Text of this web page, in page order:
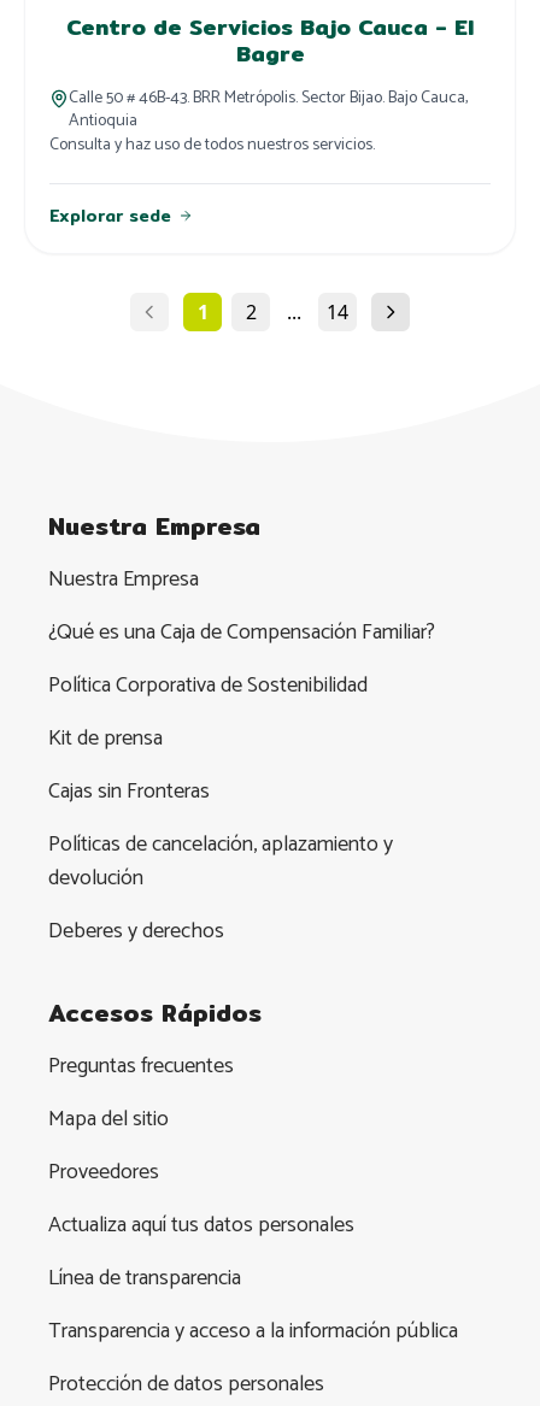
Centro de Servicios Bajo Cauca - El
Bagre
Calle 50 # 46B-43. BRR Metrópolis. Sector Bijao. Bajo Cauca,
Antioquia
Consulta y haz uso de todos nuestros servicios.
Explorar sede
1 2 ... 14
Nuestra Empresa
Nuestra Empresa
¿Qué es una Caja de Compensación Familiar?
Política Corporativa de Sostenibilidad
Kit de prensa
Cajas sin Fronteras
Políticas de cancelación, aplazamiento y
devolución
Deberes y derechos
Accesos Rápidos
Preguntas frecuentes
Mapa del sitio
Proveedores
Actualiza aquí tus datos personales
Línea de transparencia
Transparencia y acceso a la información pública
Protección de datos personales